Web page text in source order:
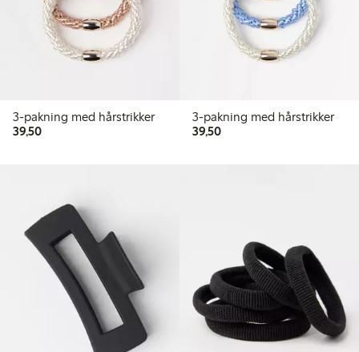
3-pakning med hårstrikker
39,5039,50 kr
3-pakning med hårstrikker
39,5039,50 kr